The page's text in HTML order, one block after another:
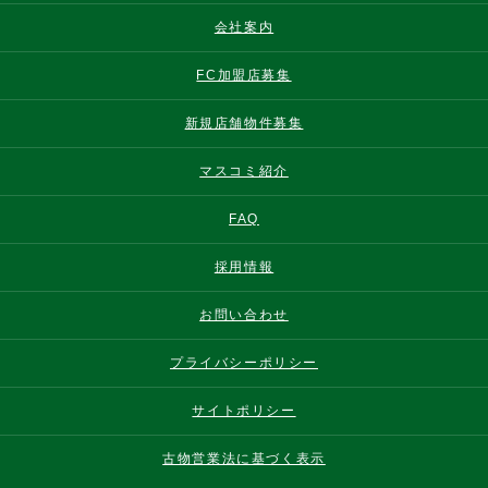
会社案内
FC加盟店募集
新規店舗物件募集
マスコミ紹介
FAQ
採用情報
お問い合わせ
プライバシーポリシー
サイトポリシー
古物営業法に基づく表示